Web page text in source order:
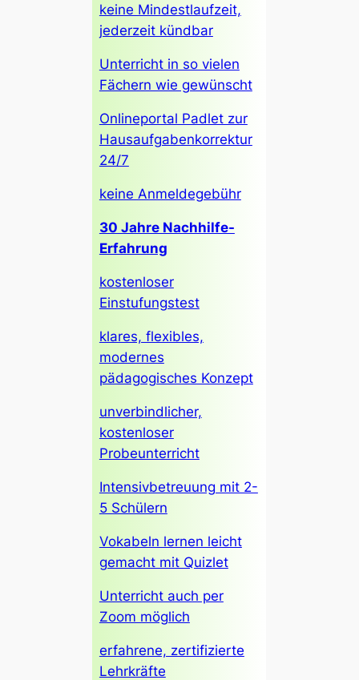
keine Mindestlaufzeit,
jederzeit kündbar
Unterricht in so vielen
Fächern wie gewünscht
Onlineportal Padlet zur
Hausaufgabenkorrektur
24/7
keine Anmeldegebühr
30 Jahre Nachhilfe-
Erfahrung
kostenloser
Einstufungstest
klares, flexibles,
modernes
pädagogisches Konzept
unverbindlicher,
kostenloser
Probeunterricht
Intensivbetreuung mit 2-
5 Schülern
Vokabeln lernen leicht
gemacht mit Quizlet
Unterricht auch per
Zoom möglich
erfahrene, zertifizierte
Lehrkräfte